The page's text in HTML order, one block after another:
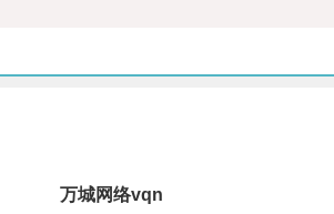
万城网络vqn